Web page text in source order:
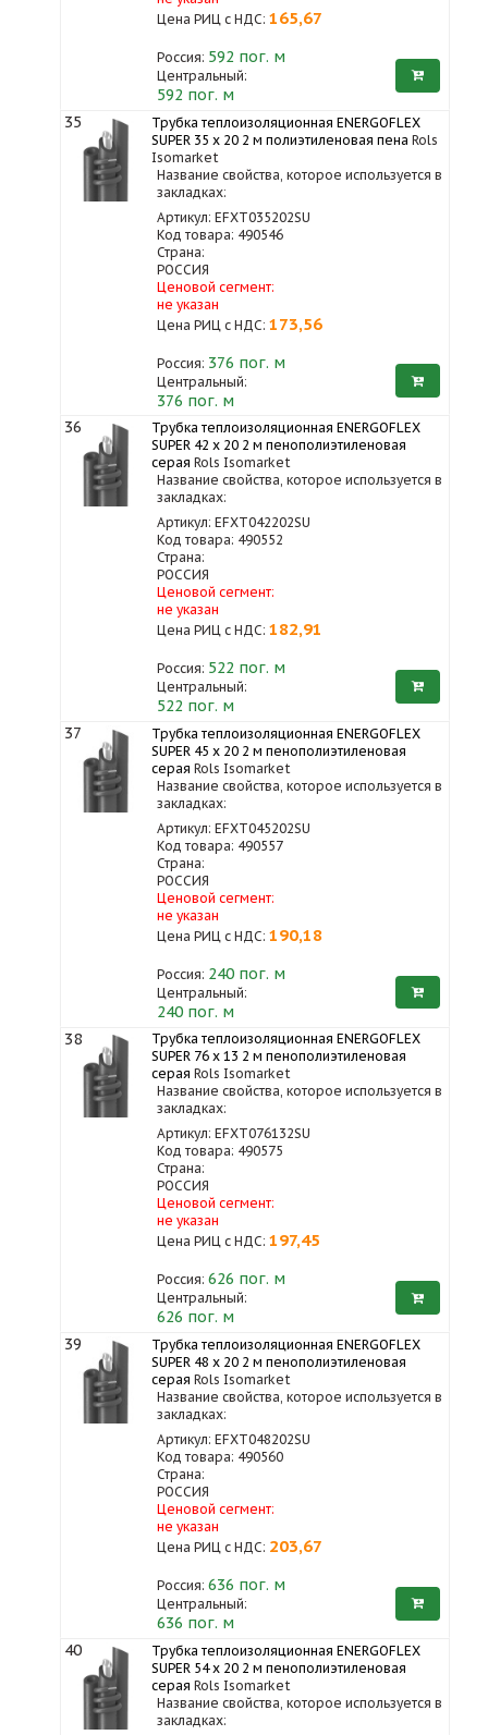
Цена РИЦ с НДС: 165,67
Россия: 592 пог. м
Центральный:
592 пог. м
35
Трубка теплоизоляционная ENERGOFLEX
SUPER 35 x 20 2 м полиэтиленовая пена Rols
Isomarket
Название свойства, которое используется в
закладках:
Артикул: EFXT035202SU
Код товара: 490546
Страна:
РОССИЯ
Ценовой сегмент:
не указан
Цена РИЦ с НДС: 173,56
Россия: 376 пог. м
Центральный:
376 пог. м
36
Трубка теплоизоляционная ENERGOFLEX
SUPER 42 x 20 2 м пенополиэтиленовая
серая Rols Isomarket
Название свойства, которое используется в
закладках:
Артикул: EFXT042202SU
Код товара: 490552
Страна:
РОССИЯ
Ценовой сегмент:
не указан
Цена РИЦ с НДС: 182,91
Россия: 522 пог. м
Центральный:
522 пог. м
37
Трубка теплоизоляционная ENERGOFLEX
SUPER 45 x 20 2 м пенополиэтиленовая
серая Rols Isomarket
Название свойства, которое используется в
закладках:
Артикул: EFXT045202SU
Код товара: 490557
Страна:
РОССИЯ
Ценовой сегмент:
не указан
Цена РИЦ с НДС: 190,18
Россия: 240 пог. м
Центральный:
240 пог. м
38
Трубка теплоизоляционная ENERGOFLEX
SUPER 76 x 13 2 м пенополиэтиленовая
серая Rols Isomarket
Название свойства, которое используется в
закладках:
Артикул: EFXT076132SU
Код товара: 490575
Страна:
РОССИЯ
Ценовой сегмент:
не указан
Цена РИЦ с НДС: 197,45
Россия: 626 пог. м
Центральный:
626 пог. м
39
Трубка теплоизоляционная ENERGOFLEX
SUPER 48 x 20 2 м пенополиэтиленовая
серая Rols Isomarket
Название свойства, которое используется в
закладках:
Артикул: EFXT048202SU
Код товара: 490560
Страна:
РОССИЯ
Ценовой сегмент:
не указан
Цена РИЦ с НДС: 203,67
Россия: 636 пог. м
Центральный:
636 пог. м
40
Трубка теплоизоляционная ENERGOFLEX
SUPER 54 x 20 2 м пенополиэтиленовая
серая Rols Isomarket
Название свойства, которое используется в
закладках: